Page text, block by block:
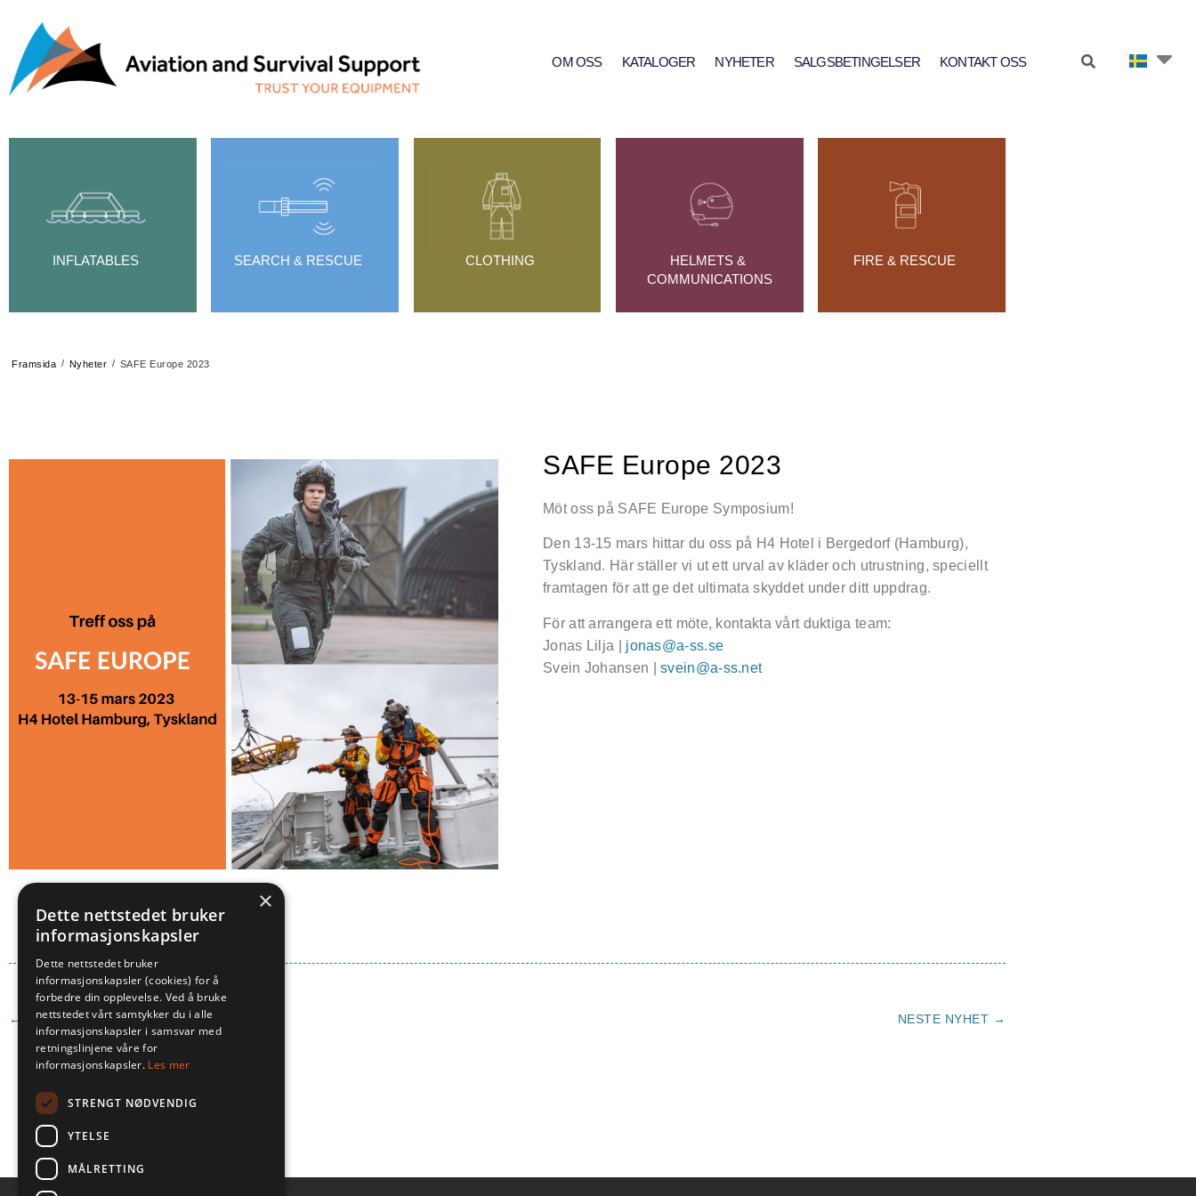
OM OSS KATALOGER NYHETER SALGSBETINGELSER KONTAKT OSS
INFLATABLES SEARCH & RESCUE CLOTHING
HELMETS &
COMMUNICATIONS
FIRE & RESCUE
Framsida / Nyheter / SAFE Europe 2023
SAFE Europe 2023
Möt oss på SAFE Europe Symposium!
Den 13-15 mars hittar du oss på H4 Hotel i Bergedorf (Hamburg),
Tyskland. Här ställer vi ut ett urval av kläder och utrustning, speciellt
framtagen för att ge det ultimata skyddet under ditt uppdrag.
För att arrangera ett möte, kontakta vårt duktiga team:
Jonas Lilja | jonas@a-ss.se
Svein Johansen |svein@a-ss.net
← FORRIGE NYHET NESTE NYHET →
×
Dette nettstedet bruker
informasjonskapsler
Dette nettstedet bruker
informasjonskapsler (cookies) for å
forbedre din opplevelse. Ved å bruke
nettstedet vårt samtykker du i alle
informasjonskapsler i samsvar med
retningslinjene våre for
informasjonskapsler. Les mer
STRENGT NØDVENDIG
YTELSE
MÅLRETTING